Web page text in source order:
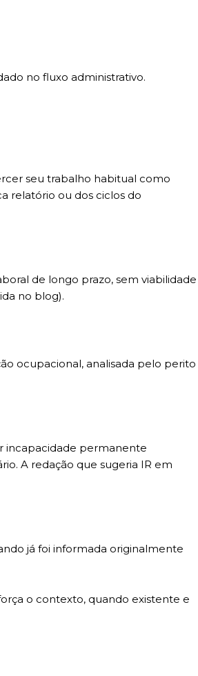
no fluxo administrativo.
seu trabalho habitual como
relatório ou dos ciclos do
de longo prazo, sem viabilidade
no blog).
ocupacional, analisada pelo perito
incapacidade permanente
A redação que sugeria IR em
já foi informada originalmente
o contexto, quando existente e